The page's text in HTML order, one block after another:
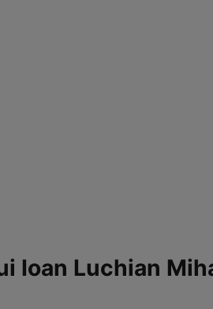
Ioan Luchian